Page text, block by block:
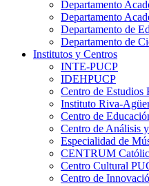
Departamento
Departamento
Departamento de
Departamento de
Institutos y Centros
INTE-PUCP
IDEHPUCP
Centro de Estudios
Instituto Riva-
Centro de
Centro de Análisis
Especialidad de
CENTRUM
Centro Cultural
Centro de